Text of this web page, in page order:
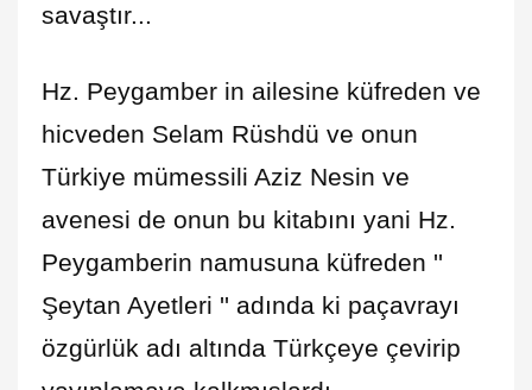
savaştır...
Hz. Peygamber in ailesine küfreden ve
hicveden Selam Rüshdü ve onun
Türkiye mümessili Aziz Nesin ve
avenesi de onun bu kitabını yani Hz.
Peygamberin namusuna küfreden ''
Şeytan Ayetleri '' adında ki paçavrayı
özgürlük adı altında Türkçeye çevirip